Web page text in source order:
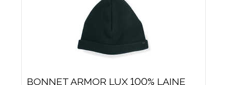
BONNET ARMOR LUX 100% LAINE